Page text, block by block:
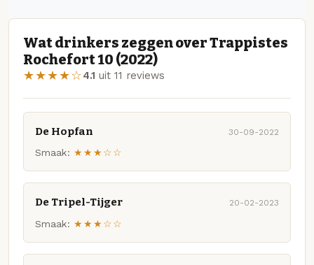
Wat drinkers zeggen over Trappistes
Rochefort 10 (2022)
★★★★☆4.1 uit 11 reviews
De Hopfan 30-09-2022
Smaak: ★★★☆☆
De Tripel-Tijger 20-02-2023
Smaak: ★★★☆☆